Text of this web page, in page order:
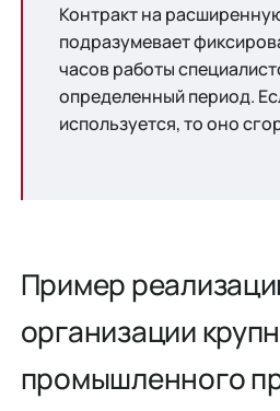
Контракт на
подразумевает
часов работы
определенный период.
используется, то оно
Пример
организации
промышленного